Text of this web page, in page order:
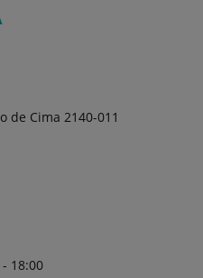
de Cima 2140-011
18:00